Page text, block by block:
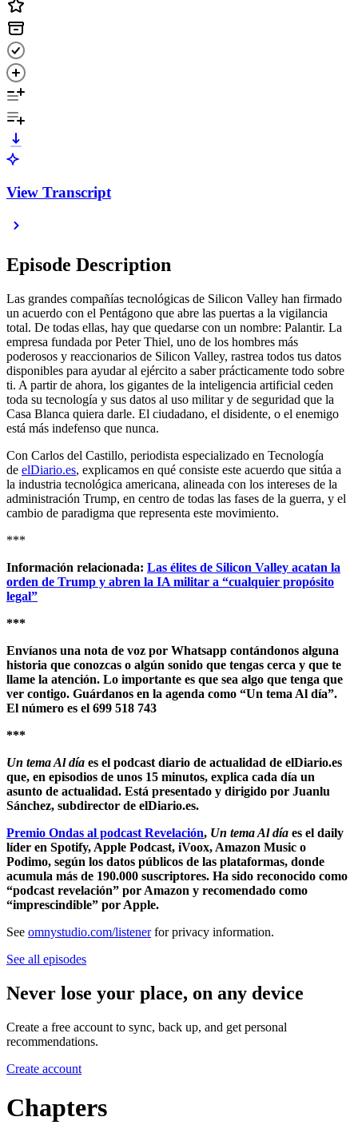
View Transcript
Episode Description
Las grandes compañías tecnológicas de Silicon Valley han firmado
un acuerdo con el Pentágono que abre las puertas a la vigilancia
total. De todas ellas, hay que quedarse con un nombre: Palantir. La
empresa fundada por Peter Thiel, uno de los hombres más
poderosos y reaccionarios de Silicon Valley, rastrea todos tus datos
disponibles para ayudar al ejército a saber prácticamente todo sobre
ti. A partir de ahora, los gigantes de la inteligencia artificial ceden
toda su tecnología y sus datos al uso militar y de seguridad que la
Casa Blanca quiera darle. El ciudadano, el disidente, o el enemigo
está más indefenso que nunca.
Con Carlos del Castillo, periodista especializado en Tecnología
de elDiario.es, explicamos en qué consiste este acuerdo que sitúa a
la industria tecnológica americana, alineada con los intereses de la
administración Trump, en centro de todas las fases de la guerra, y el
cambio de paradigma que representa este movimiento.
***
Información relacionada: Las élites de Silicon Valley acatan la
orden de Trump y abren la IA militar a “cualquier propósito
legal”
***
Envíanos una nota de voz por Whatsapp contándonos alguna
historia que conozcas o algún sonido que tengas cerca y que te
llame la atención. Lo importante es que sea algo que tenga que
ver contigo. Guárdanos en la agenda como “Un tema Al día”.
El número es el 699 518 743
***
Un tema Al día es el podcast diario de actualidad de elDiario.es
que, en episodios de unos 15 minutos, explica cada día un
asunto de actualidad. Está presentado y dirigido por Juanlu
Sánchez, subdirector de elDiario.es.
Premio Ondas al podcast Revelación, Un tema Al día es el daily
líder en Spotify, Apple Podcast, iVoox, Amazon Music o
Podimo, según los datos públicos de las plataformas, donde
acumula más de 190.000 suscriptores. Ha sido reconocido como
“podcast revelación” por Amazon y recomendado como
“imprescindible” por Apple.
See omnystudio.com/listenerfor privacy information.
See all episodes
Never lose your place, on any device
Create a free account to sync, back up, and get personal
recommendations.
Create account
Chapters